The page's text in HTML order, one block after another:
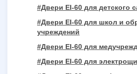
#Двери EI-60 для детского
#Двери EI-60 для школ и
учреждений
#Двери EI-60 для
#Двери EI-60 для